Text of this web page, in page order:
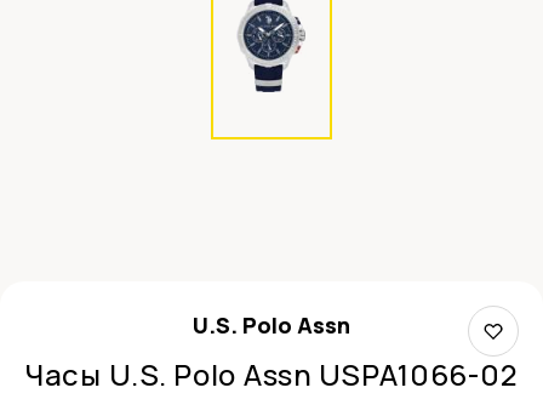
U.S. Polo Assn
Часы U.S. Polo Assn USPA1066-02